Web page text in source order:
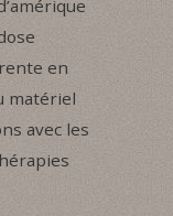
en
matériel
avec les